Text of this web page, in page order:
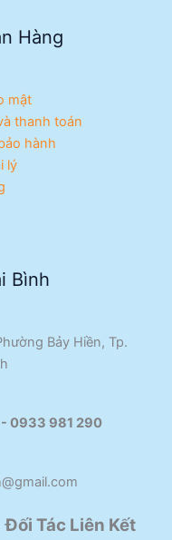
Hàng
mật
thanh toán
hành
lý
Bình
Bảy Hiền, Tp.
0933 981 290​
Đối Tác Liên Kết